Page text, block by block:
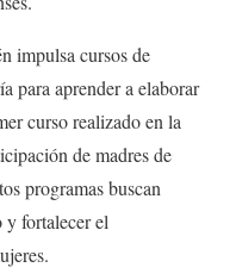
impulsa cursos de
para aprender a elaborar
curso realizado en la
de madres de
programas buscan
y fortalecer el